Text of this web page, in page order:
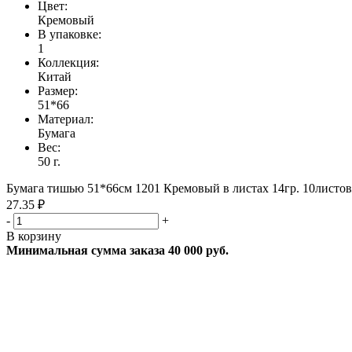
Цвет:
Кремовый
В упаковке:
1
Коллекция:
Китай
Размер:
51*66
Материал:
Бумага
Вес:
50 г.
Бумага тишью 51*66см 1201 Кремовый в листах 14гр.
27.35 ₽
-
+
В корзину
Минимальная сумма заказа 40 000 руб.